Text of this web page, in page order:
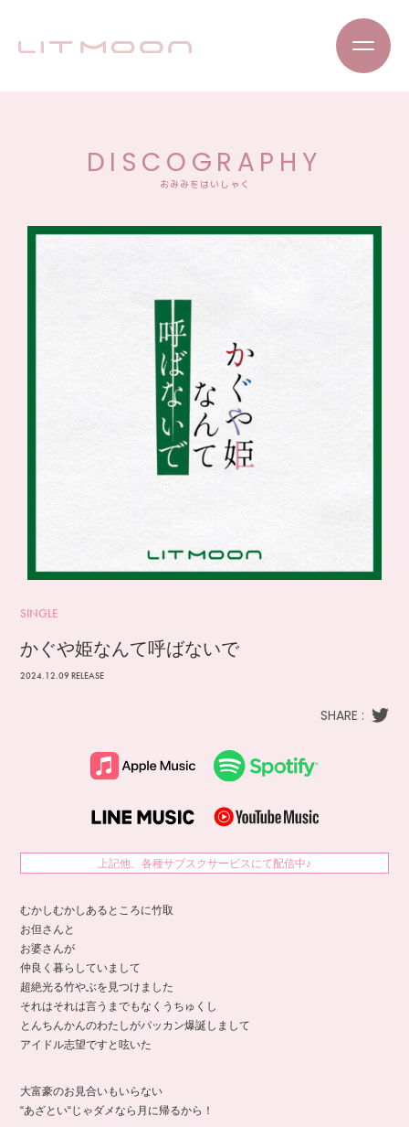
DISCOGRAPHY
おみみをはいしゃく
SINGLE
かぐや姫なんて呼ばないで
2024.12.09 RELEASE
SHARE :
上記他、各種サブスクサービスにて配信中♪
むかしむかしあるところに竹取
お但さんと
お婆さんが
仲良く暮らしていまして
超絶光る竹やぶを見つけました
それはそれは言うまでもなくうちゅくし
とんちんかんのわたしがパッカン爆誕しまして
アイドル志望ですと呟いた
大富豪のお見合いもいらない
“あざとい“じゃダメなら月に帰るから！